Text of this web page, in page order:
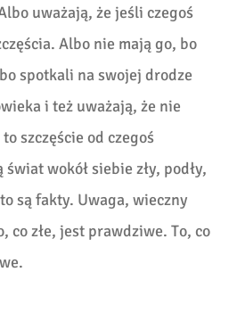
uważają, że jeśli czegoś
Albo nie mają go, bo
spotkali na swojej drodze
i też uważają, że nie
szczęście od czegoś
wokół siebie zły, podły,
są fakty. Uwaga, wieczny
co złe, jest prawdziwe. To, co